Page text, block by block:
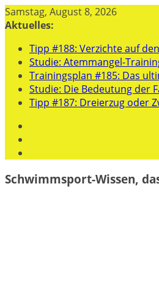
Zum
Inhalt
Samstag, August 8, 2026
Aktuelles:
Tipp #188: Verzichte auf
Studie: Atemmangel-
Trainingsplan #185: Das
Studie: Die Bedeutung der
Tipp #187: Dreierzug oder
Schwimmsport-Wissen,